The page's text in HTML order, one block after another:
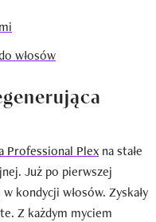
włosów
Professional Plex na stałe
Już po pierwszej
kondycji włosów. Zyskały
Z każdym myciem